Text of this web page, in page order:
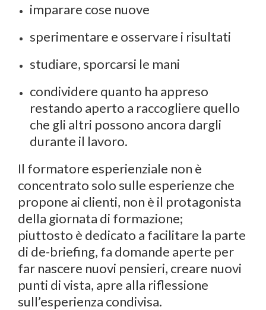
imparare cose nuove
sperimentare e osservare i risultati
studiare, sporcarsi le mani
condividere quanto ha appreso
restando aperto a raccogliere quello
che gli altri possono ancora dargli
durante il lavoro.
Il formatore esperienziale non è
concentrato solo sulle esperienze che
propone ai clienti, non è il protagonista
della giornata di formazione;
piuttosto è dedicato a facilitare la parte
di de-briefing, fa domande aperte per
far nascere nuovi pensieri, creare nuovi
punti di vista, apre alla riflessione
sull’esperienza condivisa.